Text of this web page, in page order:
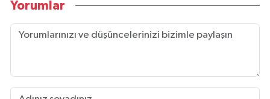
Yorumlar